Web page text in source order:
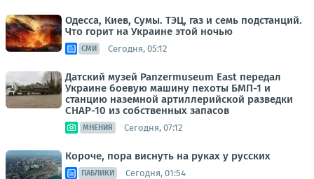
Одесса, Киев, Сумы. ТЭЦ, газ и семь подстанций.
Что горит на Украине этой ночью
СМИ Сегодня, 05:12
Датский музей Panzermuseum East передал
Украине боевую машину пехоты БМП-1 и
станцию наземной артиллерийской разведки
СНАР-10 из собственных запасов
МНЕНИЯ Сегодня, 07:12
Короче, пора виснуть на руках у русских
ПАБЛИКИ Сегодня, 01:54